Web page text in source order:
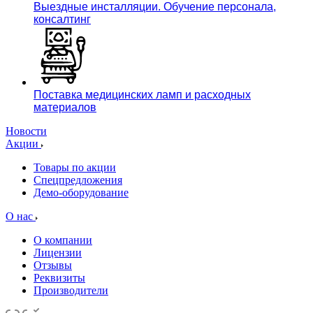
Выездные инсталляции. Обучение персонала,
консалтинг
Поставка медицинских ламп и расходных
материалов
Новости
Акции
Товары по акции
Спецпредложения
Демо-оборудование
О нас
О компании
Лицензии
Отзывы
Реквизиты
Производители